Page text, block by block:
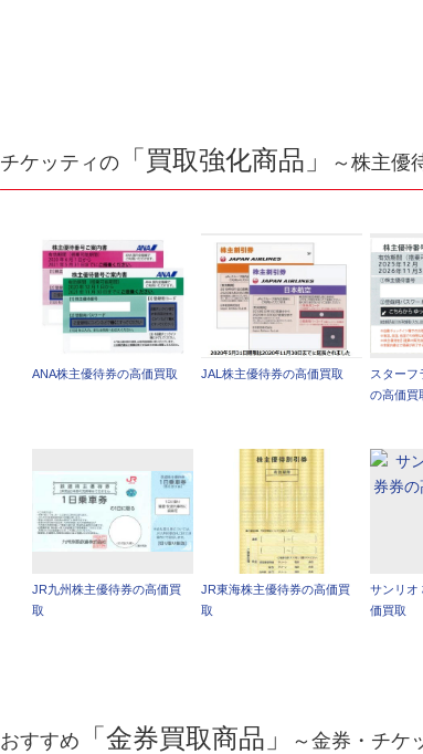
チケッティの 「買取強化商品」 ～株主優
ANA株主優待券の高価買取 JAL株主優待券の高価買取
スターフ
の高価買
JR九州株主優待券の高価買
取
JR東海株主優待券の高価買
取
サンリオ
価買取
おすすめ 「金券買取商品」 ～金券・チケ